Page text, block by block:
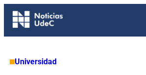
Saltar
Universidad